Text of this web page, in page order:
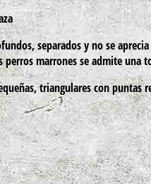
separados y no se
perros marrones se admite una
triangulares con